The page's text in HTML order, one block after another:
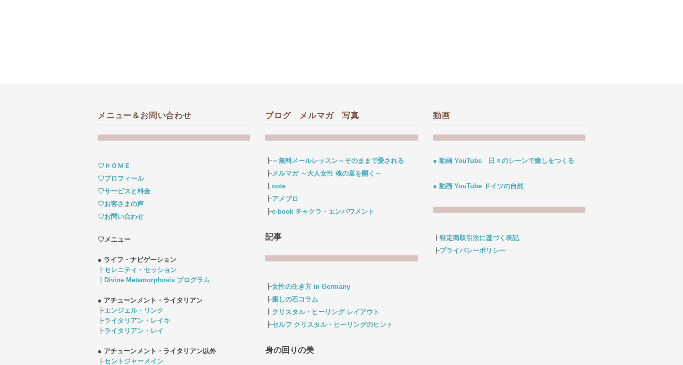
メニュー＆お問い合わせ
♡ＨＯＭＥ
♡プロフィール
♡サービスと料金
♡お客さまの声
♡お問い合わせ
♡メニュー
● ライフ・ナビゲーション
┠セレニティ・セッション
┠Divine Metamorphosis プログラム
● アチューンメント・ライタリアン
┠エンジェル・リンク
┠ライタリアン・レイキ
┠ライタリアン・レイ
● アチューンメント・ライタリアン以外
┠セントジャーメイン
ブログ メルマガ 写真
┠～無料メールレッスン～そのままで愛される
┠ メルマガ ～大人女性 魂の章を開く～
┠note
┠アメブロ
┠e-book チャクラ・エンパワメント
記事
┠女性の生き方 in Germany
┠癒しの石コラム
┠クリスタル・ヒーリング レイアウト
┠セルフ クリスタル・ヒーリングのヒント
身の回りの美
動画
● 動画 YouTube 日々のシーンで癒しをつくる
● 動画 YouTube ドイツの自然
┠特定商取引法に基づく表記
┠プライバシーポリシー